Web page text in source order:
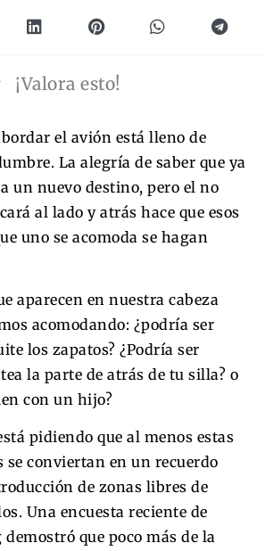
¡Valora esto!
el avión está lleno de
La alegría de saber que ya
un nuevo destino, pero el no
al lado y atrás hace que esos
uno se acomoda se hagan
aparecen en nuestra cabeza
acomodando: ¿podría ser
los zapatos? ¿Podría ser
la parte de atrás de tu silla? o
con un hijo?
pidiendo que al menos estas
se conviertan en un recuerdo
de zonas libres de
Una encuesta reciente de
que poco más de la